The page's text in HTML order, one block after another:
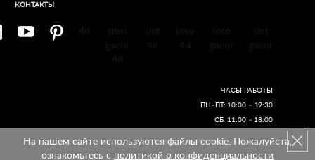
КОНТАКТЫ
ЧАСЫ РАБОТЫ
ПН–ПТ: 10:00 – 19:30
СБ: 11:00 – 18:00
Создание сайтов
На нашем сайте используются файлы cookie. Пожалуйста,
ознакомьтесь с политикой о конфиденциальности